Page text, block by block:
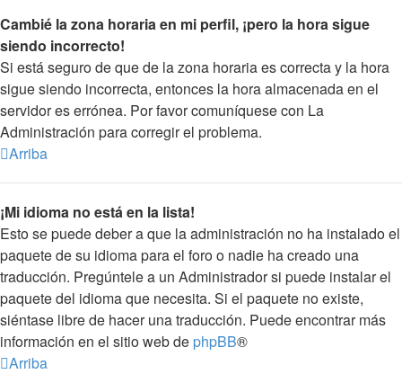
Cambié la zona horaria en mi perfil, ¡pero la hora sigue
siendo incorrecto!
Si está seguro de que de la zona horaria es correcta y la hora
sigue siendo incorrecta, entonces la hora almacenada en el
servidor es errónea. Por favor comuníquese con La
Administración para corregir el problema.
Arriba
¡Mi idioma no está en la lista!
Esto se puede deber a que la administración no ha instalado el
paquete de su idioma para el foro o nadie ha creado una
traducción. Pregúntele a un Administrador si puede instalar el
paquete del idioma que necesita. Si el paquete no existe,
siéntase libre de hacer una traducción. Puede encontrar más
información en el sitio web de phpBB®
Arriba